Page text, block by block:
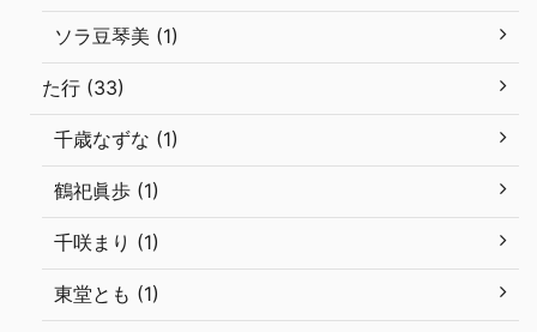
ソラ豆琴美 (1)
た行 (33)
千歳なずな (1)
鶴祀眞歩 (1)
千咲まり (1)
東堂とも (1)